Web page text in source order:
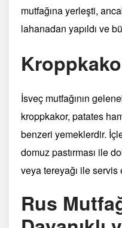
mutfağına yerleşti,
lahanadan yapıldı ve
İsveç mutfağının
kroppkakor, patates
benzeri yemeklerdir.
domuz pastırması ile
veya tereyağı ile servis
Rus